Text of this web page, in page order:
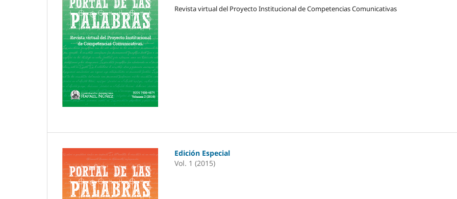
Revista virtual del Proyecto Institucional de Competencias Comunicativas
Edición Especial
Vol. 1 (2015)